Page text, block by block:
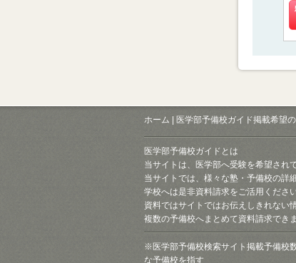
ホーム 医学部予備校ガイド掲載希望
医学部予備校ガイドとは
当サイトは、医学部へ受験を希望され
当サイトでは、様々な塾・予備校の詳
学校へは是非資料請求をご活用くださ
資料ではサイトではお伝えしきれない
複数の予備校へまとめて資料請求でき
※医学部予備校検索サイト掲載予備校
な予備校を指す